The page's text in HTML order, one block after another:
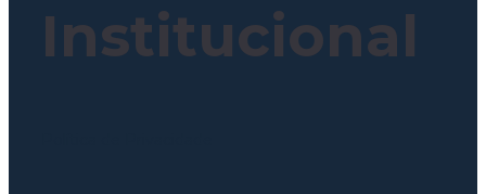
Institucional